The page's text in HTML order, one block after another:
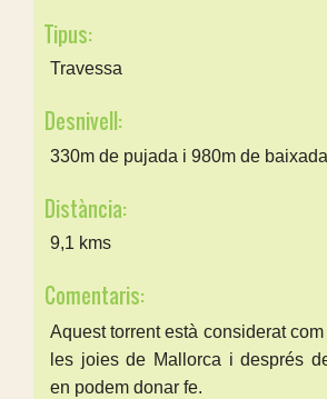
Tipus:
Travessa
Desnivell:
330m de pujada i 980m de baixada
Distància:
9,1 kms
Comentaris:
Aquest torrent està considerat
les joies de Mallorca i després
en podem donar fe.